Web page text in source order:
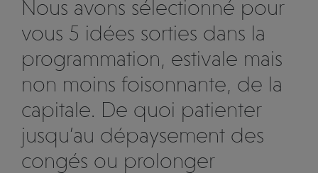
Nous avons sélectionné pour
vous 5 idées sorties dans la
programmation, estivale mais
non moins foisonnante, de la
capitale. De quoi patienter
jusqu’au dépaysement des
congés ou prolonger